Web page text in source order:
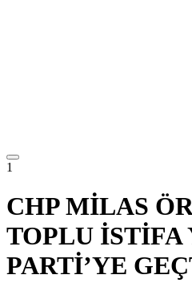
1
CHP MİLAS
TOPLU İSTİFA
PARTİ’YE